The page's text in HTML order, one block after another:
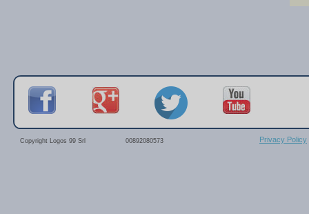
Copyright Logos 99 Srl 00892080573 Privacy Policy